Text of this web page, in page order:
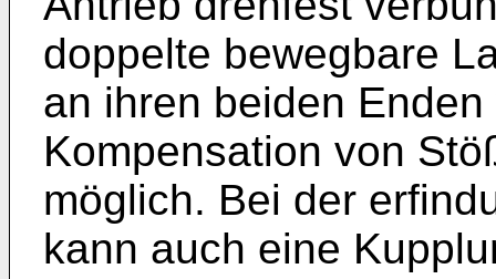
doppelte bewegbare
an ihren beiden
Kompensation von
möglich. Bei der
kann auch eine